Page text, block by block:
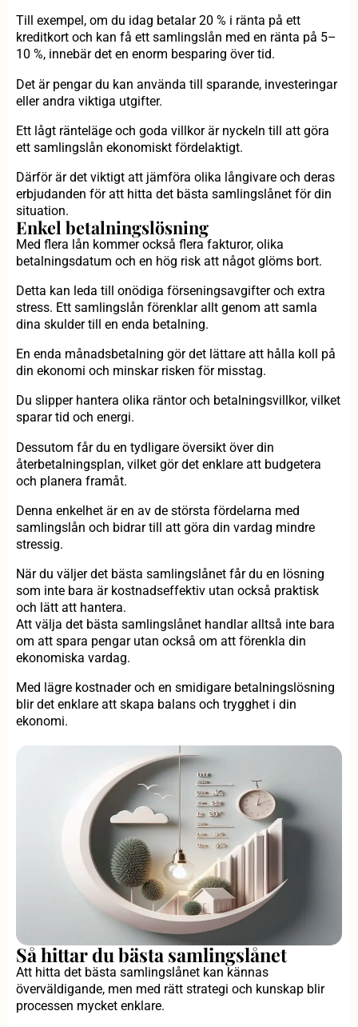
Till exempel, om du idag betalar 20 % i ränta på ett
kreditkort och kan få ett samlingslån med en ränta på 5–
10 %, innebär det en enorm besparing över tid.
Det är pengar du kan använda till sparande, investeringar
eller andra viktiga utgifter.
Ett lågt ränteläge och goda villkor är nyckeln till att göra
ett samlingslån ekonomiskt fördelaktigt.
Därför är det viktigt att jämföra olika långivare och deras
erbjudanden för att hitta det bästa samlingslånet för din
situation.
Enkel betalningslösning
Med flera lån kommer också flera fakturor, olika
betalningsdatum och en hög risk att något glöms bort.
Detta kan leda till onödiga förseningsavgifter och extra
stress. Ett samlingslån förenklar allt genom att samla
dina skulder till en enda betalning.
En enda månadsbetalning gör det lättare att hålla koll på
din ekonomi och minskar risken för misstag.
Du slipper hantera olika räntor och betalningsvillkor, vilket
sparar tid och energi.
Dessutom får du en tydligare översikt över din
återbetalningsplan, vilket gör det enklare att budgetera
och planera framåt.
Denna enkelhet är en av de största fördelarna med
samlingslån och bidrar till att göra din vardag mindre
stressig.
När du väljer det bästa samlingslånet får du en lösning
som inte bara är kostnadseffektiv utan också praktisk
och lätt att hantera.
Att välja det bästa samlingslånet handlar alltså inte bara
om att spara pengar utan också om att förenkla din
ekonomiska vardag.
Med lägre kostnader och en smidigare betalningslösning
blir det enklare att skapa balans och trygghet i din
ekonomi.
Så hittar du bästa samlingslånet
Att hitta det bästa samlingslånet kan kännas
överväldigande, men med rätt strategi och kunskap blir
processen mycket enklare.